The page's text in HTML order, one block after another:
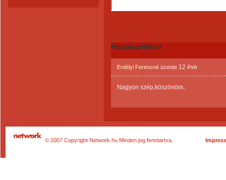
Hozzászólások
Erdélyi Ferencné üzente 12 éve
Nagyon szép,köszönöm..
© 2007 Copyright Network.hu Minden jog fenntartva.